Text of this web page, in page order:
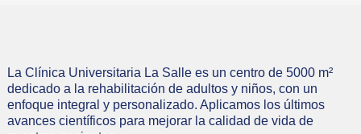
La Clínica Universitaria La Salle es un centro de 5000 m²
dedicado a la rehabilitación de adultos y niños, con un
enfoque integral y personalizado. Aplicamos los últimos
avances científicos para mejorar la calidad de vida de